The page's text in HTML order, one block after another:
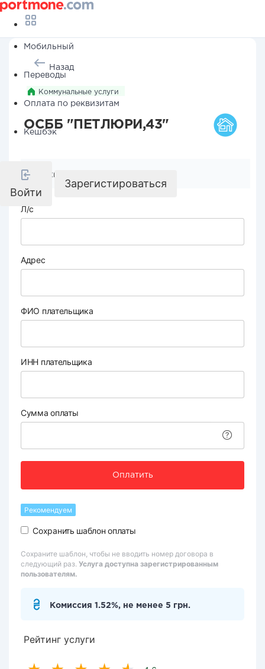
Мобильный
Переводы
Оплата по реквизитам
Кешбэк
Войти
Зарегистироваться
Назад
Коммунальные услуги
ОСББ "ПЕТЛЮРИ,43"
Реквизиты компании
Л/с
Адрес
ФИО плательщика
ИНН плательщика
Сумма оплаты
Оплатить
Рекомендуем
Сохранить шаблон оплаты
Сохраните шаблон, чтобы не вводить номер договора в
следующий раз. Услуга доступна зарегистрированным
пользователям.
Комиссия 1.52%, не менее 5 грн.
Рейтинг услуги